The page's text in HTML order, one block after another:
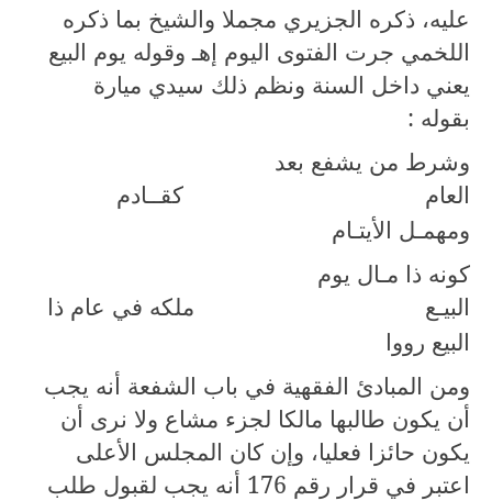
عليه، ذكره الجزيري مجملا والشيخ بما ذكره
اللخمي جرت الفتوى اليوم إهـ وقوله يوم البيع
يعني داخل السنة ونظم ذلك سيدي ميارة
بقوله :
وشرط من يشفع بعد
العام
كقــادم
ومهمـل الأيتـام
كونه ذا مـال يوم
البيـع
ملكه في عام ذا
البيع رووا
ومن المبادئ الفقهية في باب الشفعة أنه يجب
أن يكون طالبها مالكا لجزء مشاع ولا نرى أن
يكون حائزا فعليا، وإن كان المجلس الأعلى
اعتبر في قرار رقم 176 أنه يجب لقبول طلب